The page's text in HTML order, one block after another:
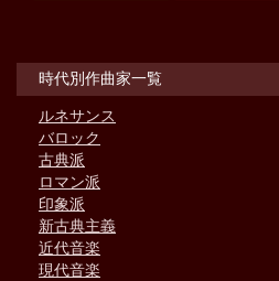
時代別作曲家一覧
ルネサンス
バロック
古典派
ロマン派
印象派
新古典主義
近代音楽
現代音楽